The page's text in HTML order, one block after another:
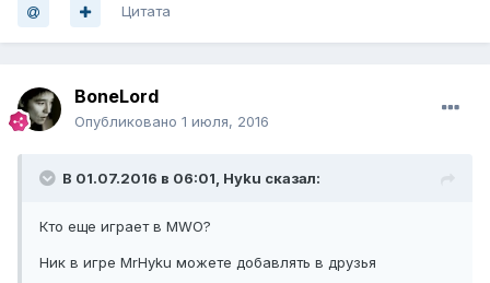
Цитата
BoneLord
Опубликовано 1 июля, 2016
В 01.07.2016 в 06:01, Hyku сказал:
Кто еще играет в MWO?
Ник в игре MrHyku можете добавлять в друзья